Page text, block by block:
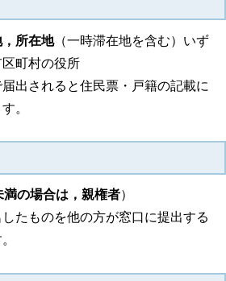
所在地（一時滞在地を含む）いず
町村の役所
出されると住民票・戸籍の記載に
。
満の場合は，親権者）
たものを他の方が窓口に提出する